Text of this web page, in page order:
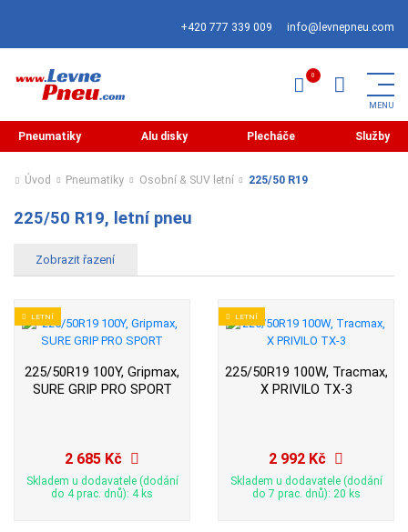
+420 777 339 009 info@levnepneu.com
Pneumatiky Alu disky Plecháče Služby
Úvod Pneumatiky Osobní & SUV letní 225/50 R19
225/50 R19, letní pneu
LETNÍ
225/50R19 100Y, Gripmax,
SURE GRIP PRO SPORT
2 685 Kč
Skladem u dodavatele (dodání
do 4 prac. dnů): 4 ks
LETNÍ
225/50R19 100W, Tracmax,
X PRIVILO TX-3
2 992 Kč
Skladem u dodavatele (dodání
do 7 prac. dnů): 20 ks